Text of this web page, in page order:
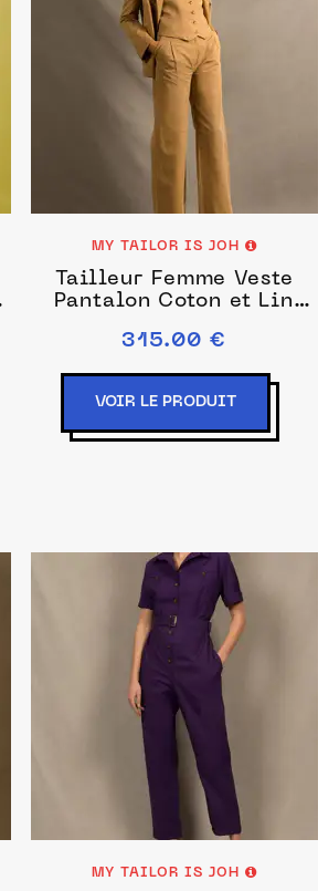
MY TAILOR IS JOH
Tailleur Femme Veste
Pantalon Coton et Lin
315.00 €
VOIR LE PRODUIT
MY TAILOR IS JOH